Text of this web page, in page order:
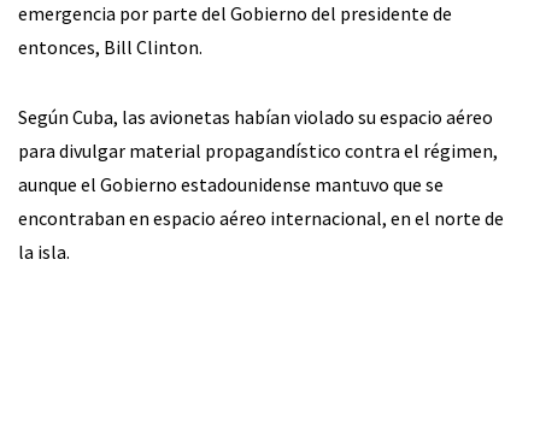
emergencia por parte del Gobierno del presidente de
entonces, Bill Clinton.
Según Cuba, las avionetas habían violado su espacio aéreo
para divulgar material propagandístico contra el régimen,
aunque el Gobierno estadounidense mantuvo que se
encontraban en espacio aéreo internacional, en el norte de
la isla.